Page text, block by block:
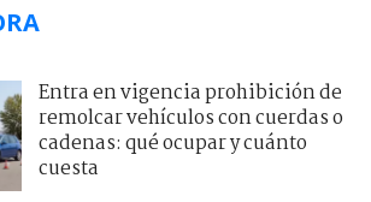
Entra en vigencia prohibición de
remolcar vehículos con cuerdas o
cadenas: qué ocupar y cuánto
cuesta